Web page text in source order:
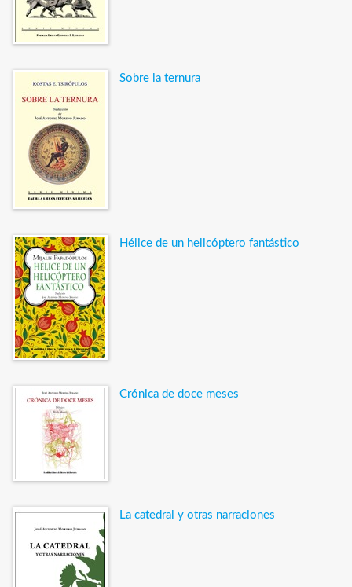
Sobre la ternura
Hélice de un helicóptero fantástico
Crónica de doce meses
La catedral y otras narraciones